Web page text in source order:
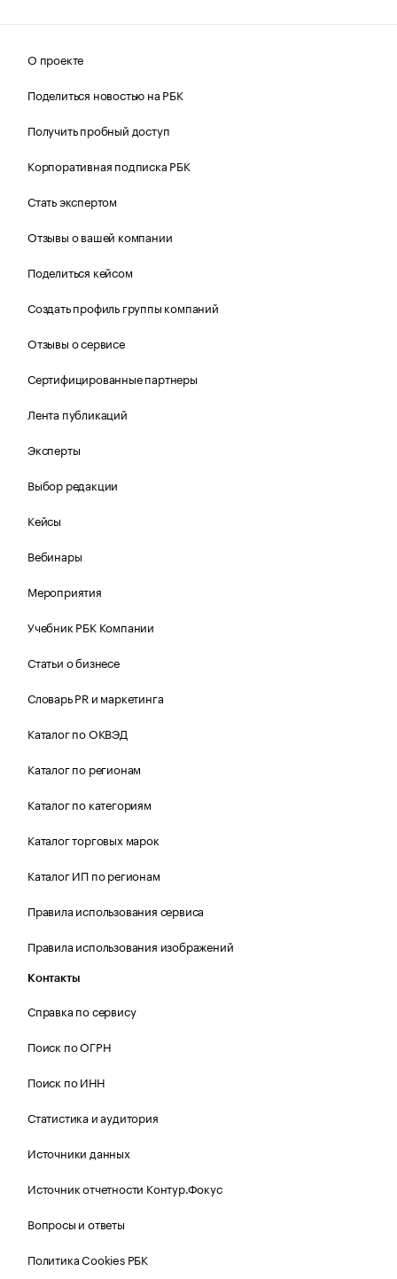
О проекте
Поделиться новостью на РБК
Получить пробный доступ
Корпоративная подписка РБК
Стать экспертом
Отзывы о вашей компании
Поделиться кейсом
Создать профиль группы компаний
Отзывы о сервисе
Сертифицированные партнеры
Лента публикаций
Эксперты
Выбор редакции
Кейсы
Вебинары
Мероприятия
Учебник РБК Компании
Статьи о бизнесе
Словарь PR и маркетинга
Каталог по ОКВЭД
Каталог по регионам
Каталог по категориям
Каталог торговых марок
Каталог ИП по регионам
Правила использования сервиса
Правила использования изображений
Контакты
Справка по сервису
Поиск по ОГРН
Поиск по ИНН
Статистика и аудитория
Источники данных
Источник отчетности Контур.Фокус
Вопросы и ответы
Политика Cookies РБК